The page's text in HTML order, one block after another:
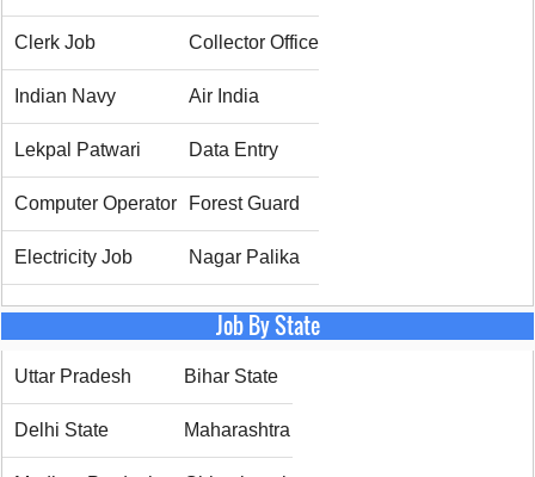
Clerk Job Collector Office
Indian Navy Air India
Lekpal Patwari Data Entry
Computer Operator Forest Guard
Electricity Job Nagar Palika
Job By State
Uttar Pradesh Bihar State
Delhi State Maharashtra